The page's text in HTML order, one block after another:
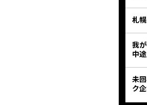
札
我
中
未
ク